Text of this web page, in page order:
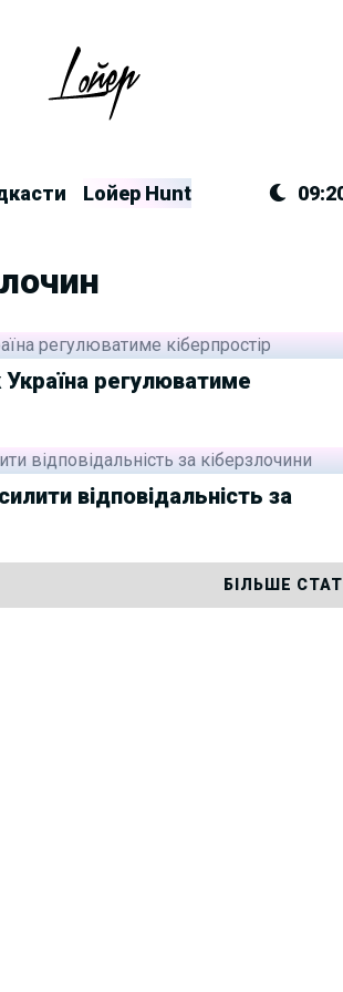
Lойер Hunt
регулюватиме
відповідальність за
БІЛЬШЕ